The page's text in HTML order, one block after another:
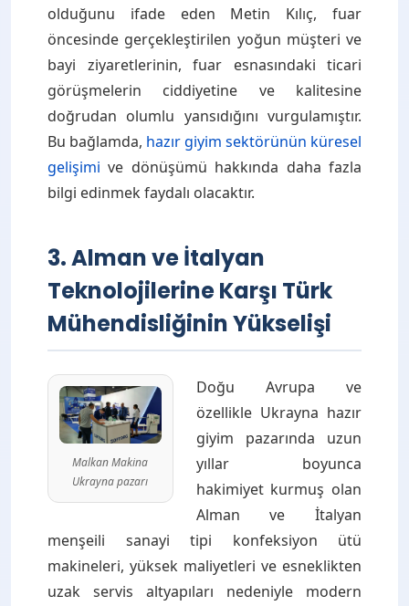
olduğunu ifade eden Metin Kılıç, fuar
öncesinde gerçekleştirilen yoğun müşteri ve
bayi ziyaretlerinin, fuar esnasındaki ticari
görüşmelerin ciddiyetine ve kalitesine
doğrudan olumlu yansıdığını vurgulamıştır.
Bu bağlamda, hazır giyim sektörünün küresel
gelişimi ve dönüşümü hakkında daha fazla
bilgi edinmek faydalı olacaktır.
3. Alman ve İtalyan
Teknolojilerine Karşı Türk
Mühendisliğinin Yükselişi
Malkan Makina
Ukrayna pazarı
Doğu Avrupa ve
özellikle Ukrayna hazır
giyim pazarında uzun
yıllar boyunca
hakimiyet kurmuş olan
Alman ve İtalyan
menşeili sanayi tipi konfeksiyon ütü
makineleri, yüksek maliyetleri ve esneklikten
uzak servis altyapıları nedeniyle modern